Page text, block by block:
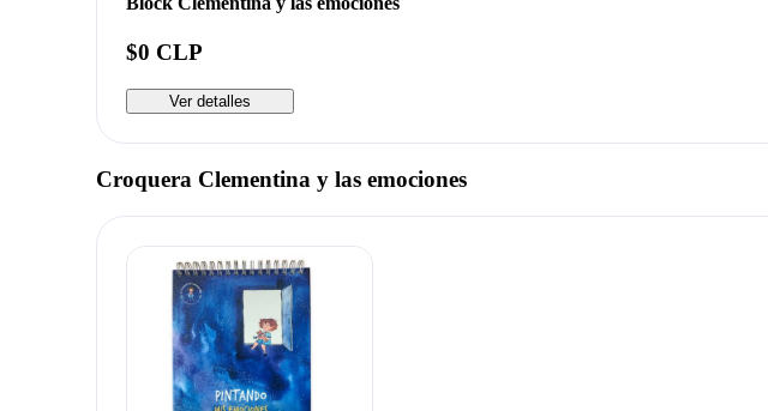
$0 CLP
Ver detalles
Croquera Clementina y las emociones